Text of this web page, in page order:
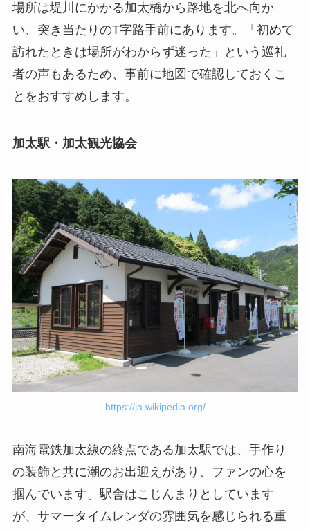
場所は堤川にかかる加太橋から路地を北へ向か
い、突き当たりのT字路手前にあります。「初めて
訪れたときは場所がわからず迷った」という巡礼
者の声もあるため、事前に地図で確認しておくこ
とをおすすめします。
加太駅・加太観光協会
https://ja.wikipedia.org/
南海電鉄加太線の終点である加太駅では、手作り
の装飾と共に潮のお出迎えがあり、ファンの心を
掴んでいます。駅舎はこじんまりとしています
が、サマータイムレンダの雰囲気を感じられる重